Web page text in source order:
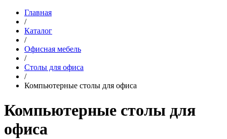
Главная
/
Каталог
/
Офисная мебель
/
Столы для офиса
/
Компьютерные столы для офиса
Компьютерные столы для
офиса